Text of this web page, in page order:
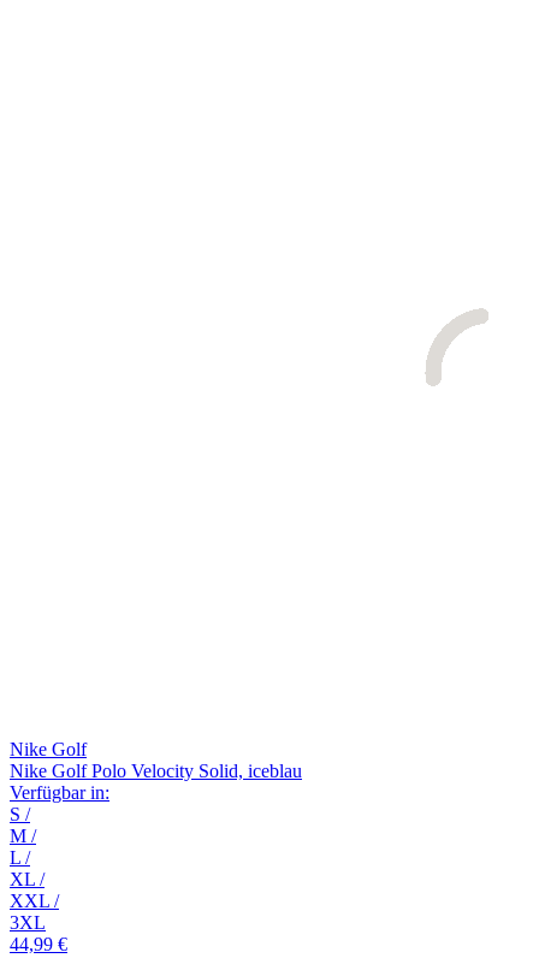
Nike Golf
Nike Golf Polo Velocity Solid, iceblau
Verfügbar in:
S /
M /
L /
XL /
XXL /
3XL
44,99 €